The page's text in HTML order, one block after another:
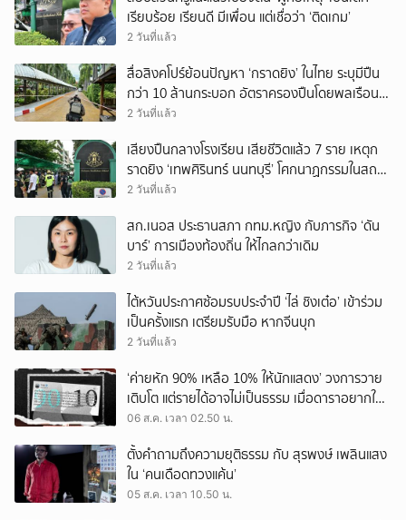
เรียบร้อย เรียนดี มีเพื่อน แต่เชื่อว่า ‘ติดเกม’
2 วันที่แล้ว
สื่อสิงคโปร์ย้อนปัญหา ‘กราดยิง’ ในไทย ระบุมีปืน
กว่า 10 ล้านกระบอก อัตราครองปืนโดยพลเรือน
สูงที่สุดในภูมิภาค
2 วันที่แล้ว
เสียงปืนกลางโรงเรียน เสียชีวิตแล้ว 7 ราย เหตุก
ราดยิง ‘เทพศิรินทร์ นนทบุรี’ โศกนาฏกรรมในสถาน
ศึกษา ครั้งที่ 2 ในรอบปี
2 วันที่แล้ว
สก.เนอส ประธานสภา กทม.หญิง กับภารกิจ ‘ดัน
บาร์’ การเมืองท้องถิ่น ให้ไกลกว่าเดิม
2 วันที่แล้ว
ไต้หวันประกาศซ้อมรบประจำปี ‘ไล่ ชิงเต๋อ’ เข้าร่วม
เป็นครั้งแรก เตรียมรับมือ หากจีนบุก
2 วันที่แล้ว
‘ค่ายหัก 90% เหลือ 10% ให้นักแสดง’ วงการวาย
เติบโต แต่รายได้อาจไม่เป็นธรรม เมื่อดาราอยากให้มี
‘สัญญามาตรฐาน’
06 ส.ค. เวลา 02.50 น.
ตั้งคำถามถึงความยุติธรรม กับ สุรพงษ์ เพลินแสง
ใน ‘คนเดือดทวงแค้น’
05 ส.ค. เวลา 10.50 น.